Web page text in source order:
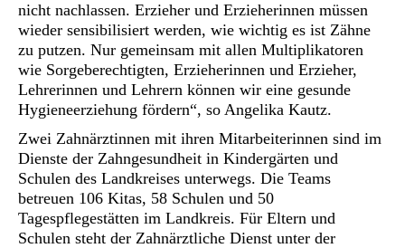
nicht nachlassen. Erzieher und Erzieherinnen müssen
wieder sensibilisiert werden, wie wichtig es ist Zähne
zu putzen. Nur gemeinsam mit allen Multiplikatoren
wie Sorgeberechtigten, Erzieherinnen und Erzieher,
Lehrerinnen und Lehrern können wir eine gesunde
Hygieneerziehung fördern“, so Angelika Kautz.
Zwei Zahnärztinnen mit ihren Mitarbeiterinnen sind im
Dienste der Zahngesundheit in Kindergärten und
Schulen des Landkreises unterwegs. Die Teams
betreuen 106 Kitas, 58 Schulen und 50
Tagespflegestätten im Landkreis. Für Eltern und
Schulen steht der Zahnärztliche Dienst unter der